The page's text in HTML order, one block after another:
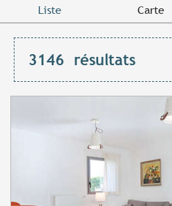
Liste Carte
3146 résultats